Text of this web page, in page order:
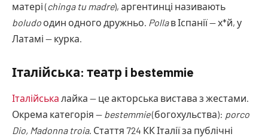
матері (chinga tu madre), аргентинці називають
boludo один одного дружньо. Pollaв Іспанії — х*й, у
Латамі — курка.
Італійська: театр і bestemmie
Італійська лайка — це акторська вистава з жестами.
Окрема категорія — bestemmie(богохульства): porco
Dio, Madonna troia. Стаття 724 КК Італії за публічні